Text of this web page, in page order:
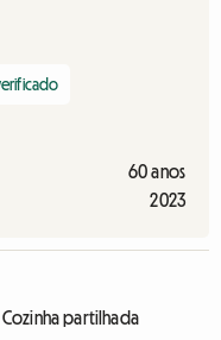
60 anos
2023
Cozinha partilhada